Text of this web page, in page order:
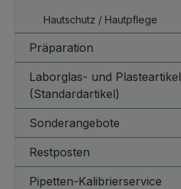
Hautschutz / Hautpflege
Präparation
Laborglas- und Plasteartikel
(Standardartikel)
Sonderangebote
Restposten
Pipetten-Kalibrierservice